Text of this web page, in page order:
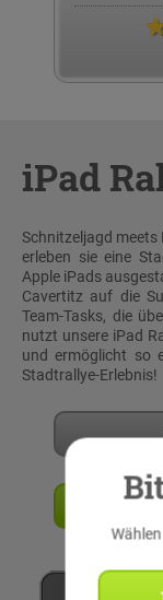
iPad
Schnitzeljagd meets
erleben sie eine
Apple iPads
Cavertitz auf die
Team-Tasks, die
nutzt unsere iPad
und ermöglicht so
Stadtrallye-Erlebnis!